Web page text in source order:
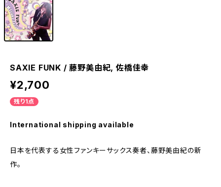
SAXIE FUNK / 藤野美由紀, 佐橋佳幸
¥2,700
残り1点
International shipping available
日本を代表する女性ファンキーサックス奏者、藤野美由紀の新
作。